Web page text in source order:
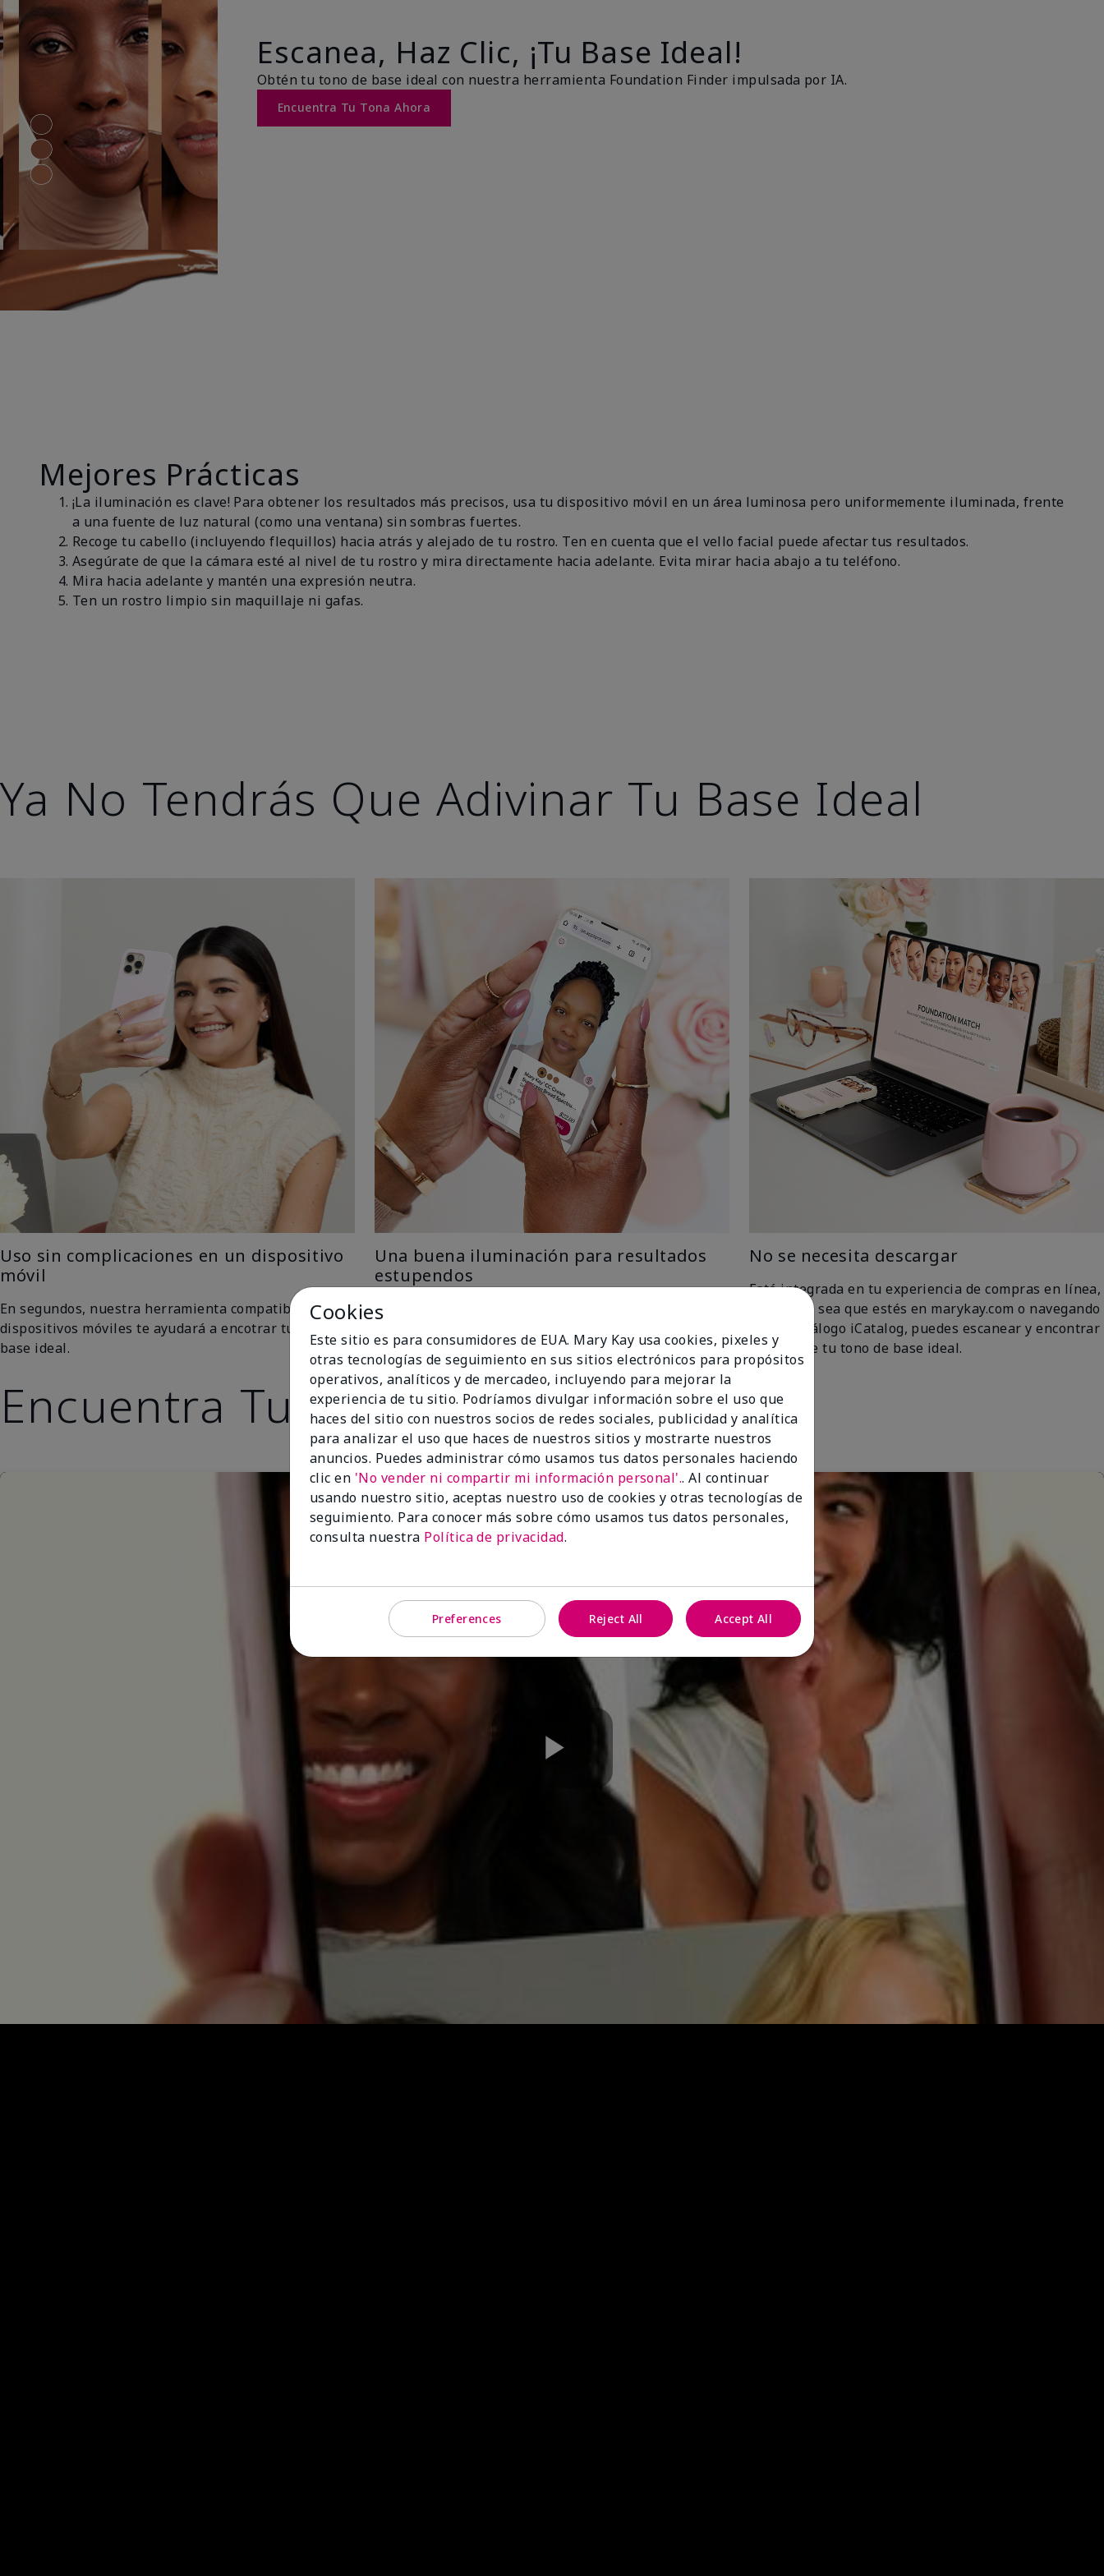
Escanea, Haz Clic, ¡Tu Base Ideal!
Obtén tu tono de base ideal con nuestra herramienta Foundation Finder impulsada por IA.
Encuentra Tu Tona Ahora
Mejores Prácticas
¡La iluminación es clave! Para obtener los resultados más precisos, usa tu dispositivo móvil en un área luminosa pero uniformemente iluminada, frente
a una fuente de luz natural (como una ventana) sin sombras fuertes.
Recoge tu cabello (incluyendo flequillos) hacia atrás y alejado de tu rostro. Ten en cuenta que el vello facial puede afectar tus resultados.
Asegúrate de que la cámara esté al nivel de tu rostro y mira directamente hacia adelante. Evita mirar hacia abajo a tu teléfono.
Mira hacia adelante y mantén una expresión neutra.
Ten un rostro limpio sin maquillaje ni gafas.
Ya No Tendrás Que Adivinar Tu Base Ideal
Uso sin complicaciones en un dispositivo
móvil
En segundos, nuestra herramienta compatible con
dispositivos móviles te ayudará a encotrar tu tono de
base ideal.
Una buena iluminación para resultados
estupendos
Nuestra tecnología con IA elimina todo el trabajo con
ventana para una iluminación uniforme y natural y
obtén los mejores resultados.
No se necesita descargar
Está integrada en tu experiencia de compras en línea,
así que ya sea que estés en marykay.com o navegando
por el catálogo iCatalog, puedes escanear y encontrar
fácilmente tu tono de base ideal.
Encuentra Tu Tono Ideal
Play
Video
Cookies
Este sitio es para consumidores de EUA. Mary Kay usa cookies, pixeles y
otras tecnologías de seguimiento en sus sitios electrónicos para propósitos
operativos, analíticos y de mercadeo, incluyendo para mejorar la
experiencia de tu sitio. Podríamos divulgar información sobre el uso que
haces del sitio con nuestros socios de redes sociales, publicidad y analítica
para analizar el uso que haces de nuestros sitios y mostrarte nuestros
anuncios. Puedes administrar cómo usamos tus datos personales haciendo
clic en 'No vender ni compartir mi información personal'.. Al continuar
usando nuestro sitio, aceptas nuestro uso de cookies y otras tecnologías de
seguimiento. Para conocer más sobre cómo usamos tus datos personales,
consulta nuestra Política de privacidad.
Preferences Reject All Accept All